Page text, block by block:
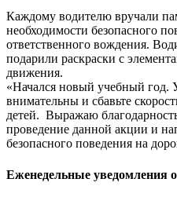
Каждому водителю вручали
необходимости безопасного
ответственного вождения.
подарили раскраски с
движения.
«Начался новый учебный год.
внимательны и сбавьте
детей. Выражаю
проведение данной акции и
безопасного поведения на
Еженедельные уведомления